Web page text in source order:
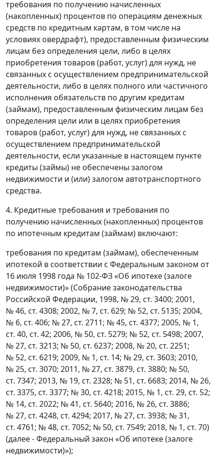
требования по получению начисленных
(накопленных) процентов по операциям денежных
средств по кредитным картам, в том числе на
условиях овердрафт), предоставленным физическим
лицам без определения цели, либо в целях
приобретения товаров (работ, услуг) для нужд, не
связанных с осуществлением предпринимательской
деятельности, либо в целях полного или частичного
исполнения обязательств по другим кредитам
(займам), предоставленным физическим лицам без
определения цели или в целях приобретения
товаров (работ, услуг) для нужд, не связанных с
осуществлением предпринимательской
деятельности, если указанные в настоящем пункте
кредиты (займы) не обеспечены залогом
недвижимости и (или) залогом автотранспортного
средства.
4. Кредитные требования и требования по
получению начисленных (накопленных) процентов
по ипотечным кредитам (займам) включают:
требования по кредитам (займам), обеспеченным
ипотекой в соответствии с Федеральным законом от
16 июля 1998 года № 102-ФЗ «Об ипотеке (залоге
недвижимости)» (Собрание законодательства
Российской Федерации, 1998, № 29, ст. 3400; 2001,
№ 46, ст. 4308; 2002, № 7, ст. 629; № 52, ст. 5135; 2004,
№ 6, ст. 406; № 27, ст. 2711; № 45, ст. 4377; 2005, № 1,
ст. 40, ст. 42; 2006, № 50, ст. 5279; № 52, ст. 5498; 2007,
№ 27, ст. 3213; № 50, ст. 6237; 2008, № 20, ст. 2251;
№ 52, ст. 6219; 2009, № 1, ст. 14; № 29, ст. 3603; 2010,
№ 25, ст. 3070; 2011, № 27, ст. 3879, ст. 3880; № 50,
ст. 7347; 2013, № 19, ст. 2328; № 51, ст. 6683; 2014, № 26,
ст. 3375, ст. 3377; № 30, ст. 4218; 2015, № 1, ст. 29, ст. 52;
№ 14, ст. 2022; № 41, ст. 5640; 2016, № 26, ст. 3886;
№ 27, ст. 4248, ст. 4294; 2017, № 27, ст. 3938; № 31,
ст. 4761; № 48, ст. 7052; № 50, ст. 7549; 2018, № 1, ст. 70)
(далее - Федеральный закон «Об ипотеке (залоге
недвижимости)»);